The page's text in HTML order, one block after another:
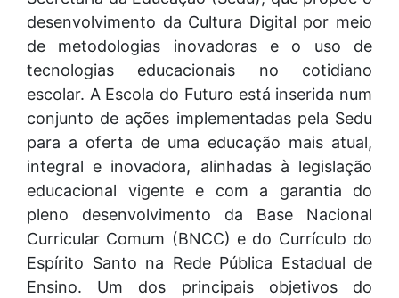
desenvolvimento da Cultura Digital por meio
de metodologias inovadoras e o uso de
tecnologias educacionais no cotidiano
escolar. A Escola do Futuro está inserida num
conjunto de ações implementadas pela Sedu
para a oferta de uma educação mais atual,
integral e inovadora, alinhadas à legislação
educacional vigente e com a garantia do
pleno desenvolvimento da Base Nacional
Curricular Comum (BNCC) e do Currículo do
Espírito Santo na Rede Pública Estadual de
Ensino. Um dos principais objetivos do